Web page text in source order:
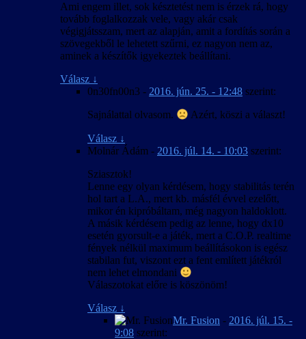
Ami engem illet, sok késztetést nem is érzek rá, hogy
tovább foglalkozzak vele, vagy akár csak
végigjátsszam, mert az alapján, amit a fordítás során a
szövegekből le lehetett szűrni, ez nagyon nem az,
aminek a készítők igyekeztek beállítani.
Válasz ↓
0n30fn00n3 - 2016. jún. 25. - 12:48 szerint:
Sajnálattal olvasom.
Azért, köszi a választ!
Válasz ↓
Molnár Ádám - 2016. júl. 14. - 10:03 szerint:
Sziasztok!
Lenne egy olyan kérdésem, hogy stabilitás terén
hol tart a L.A., mert kb. másfél évvel ezelőtt,
mikor én kipróbáltam, még nagyon haldoklott.
A másik kérdésem pedig az lenne, hogy dx10
esetén gyorsult-e a játék, mert a C.O.P. realtime
fények nélkül maximum beállításokon is egész
stabilan fut, viszont ezt a fent említett játékról
nem lehet elmondani
Válaszotokat előre is köszönöm!
Válasz ↓
Mr. Fusion - 2016. júl. 15. -
9:08 szerint: